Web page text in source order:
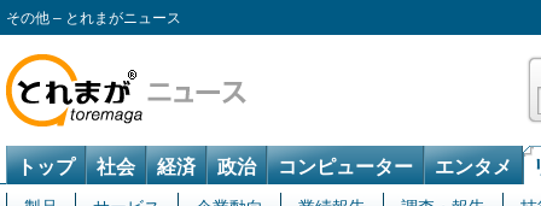
その他 – とれまがニュース
トップ 社会 経済 政治 コンピューター エンタメ